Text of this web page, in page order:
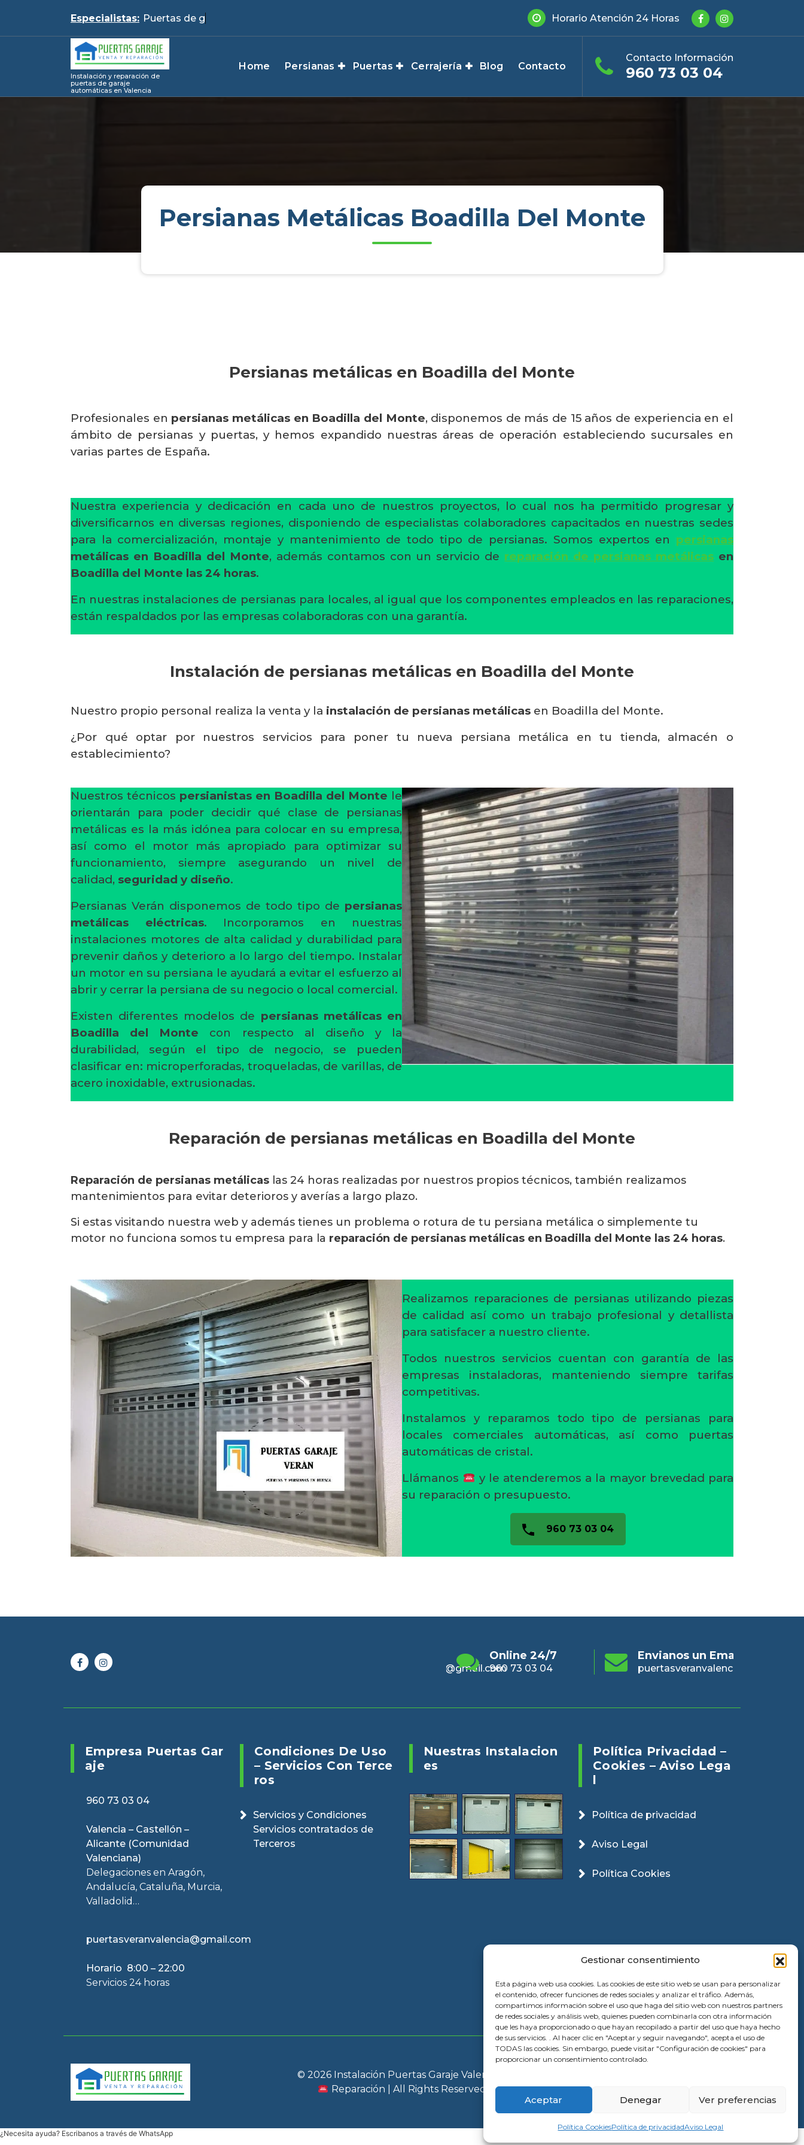
Gestionar consentimiento
Esta página web usa cookies. Las cookies de este sitio web se usan para personalizar
el contenido, ofrecer funciones de redes sociales y analizar el tráfico. Además,
compartimos información sobre el uso que haga del sitio web con nuestros partners
de redes sociales y análisis web, quienes pueden combinarla con otra información
que les haya proporcionado o que hayan recopilado a partir del uso que haya hecho
de sus servicios. . Al hacer clic en "Aceptar y seguir navegando", acepta el uso de
TODAS las cookies. Sin embargo, puede visitar "Configuración de cookies" para
proporcionar un consentimiento controlado.
Aceptar Denegar Ver preferencias
Política CookiesPolítica de privacidadAviso Legal
content
Especialistas: Horario Atención 24 Horas
Instalación y reparación de
puertas de garaje
automáticas en Valencia
Home Persianas Puertas Cerrajería Blog Contacto
Contacto Información
960 73 03 04
Persianas Metálicas Boadilla Del Monte
Persianas metálicas en Boadilla del Monte
Profesionales en persianas metálicas en Boadilla del Monte, disponemos de más de 15 años de experiencia en el
ámbito de persianas y puertas, y hemos expandido nuestras áreas de operación estableciendo sucursales en
varias partes de España.
Nuestra experiencia y dedicación en cada uno de nuestros proyectos, lo cual nos ha permitido progresar y
diversificarnos en diversas regiones, disponiendo de especialistas colaboradores capacitados en nuestras sedes
para la comercialización, montaje y mantenimiento de todo tipo de persianas. Somos expertos en persianas
metálicas en Boadilla del Monte, además contamos con un servicio de reparación de persianas metálicas en
Boadilla del Monte las 24 horas.
En nuestras instalaciones de persianas para locales, al igual que los componentes empleados en las reparaciones,
están respaldados por las empresas colaboradoras con una garantía.
Instalación de persianas metálicas en Boadilla del Monte
Nuestro propio personal realiza la venta y la instalación de persianas metálicas en Boadilla del Monte.
¿Por qué optar por nuestros servicios para poner tu nueva persiana metálica en tu tienda, almacén o
establecimiento?
Nuestros técnicos persianistas en Boadilla del Monte le
orientarán para poder decidir qué clase de persianas
metálicas es la más idónea para colocar en su empresa,
así como el motor más apropiado para optimizar su
funcionamiento, siempre asegurando un nivel de
calidad, seguridad y diseño.
Persianas Verán disponemos de todo tipo de persianas
metálicas eléctricas. Incorporamos en nuestras
instalaciones motores de alta calidad y durabilidad para
prevenir daños y deterioro a lo largo del tiempo. Instalar
un motor en su persiana le ayudará a evitar el esfuerzo al
abrir y cerrar la persiana de su negocio o local comercial.
Existen diferentes modelos de persianas metálicas en
Boadilla del Monte con respecto al diseño y la
durabilidad, según el tipo de negocio, se pueden
clasificar en: microperforadas, troqueladas, de varillas, de
acero inoxidable, extrusionadas.
Reparación de persianas metálicas en Boadilla del Monte
Reparación de persianas metálicas las 24 horas realizadas por nuestros propios técnicos, también realizamos
mantenimientos para evitar deterioros y averías a largo plazo.
Si estas visitando nuestra web y además tienes un problema o rotura de tu persiana metálica o simplemente tu
motor no funciona somos tu empresa para la reparación de persianas metálicas en Boadilla del Monte las 24 horas.
Realizamos reparaciones de persianas utilizando piezas
de calidad así como un trabajo profesional y detallista
para satisfacer a nuestro cliente.
Todos nuestros servicios cuentan con garantía de las
empresas instaladoras, manteniendo siempre tarifas
competitivas.
Instalamos y reparamos todo tipo de persianas para
locales comerciales automáticas, así como puertas
automáticas de cristal.
Llámanos
y le atenderemos a la mayor brevedad para
su reparación o presupuesto.
960 73 03 04
Online 24/7
960 73 03 04
Envianos un Email
puertasveranvalencia@gmail.com
Online 24/7
960 73 03 04
Empresa Puertas Gar
Aje
960 73 03 04
Valencia – Castellón –
Alicante (Comunidad
Valenciana)
Delegaciones en Aragón,
Andalucía, Cataluña, Murcia,
Valladolid…
puertasveranvalencia@gmail.com
Horario 8:00 – 22:00
Servicios 24 horas
Condiciones De Uso
– Servicios Con Terce
Ros
Servicios y Condiciones
Servicios contratados de
Terceros
Nuestras Instalacion
Es
Política Privacidad –
Cookies – Aviso Lega
L
Política de privacidad
Aviso Legal
Política Cookies
© 2026 Instalación Puertas Garaje Valencia |
Reparación | All Rights Reserved
¿Necesita ayuda? Escribanos a través de WhatsApp